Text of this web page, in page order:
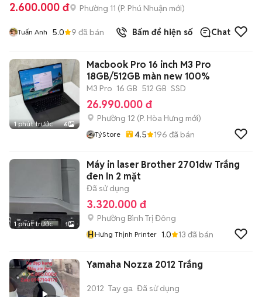
2.600.000 đ Phường 11 (P. Phú Nhuận mới)
Tuấn Anh 5.0 9 đã bán Bấm để hiện số Chat
1 phút trước 6
Macbook Pro 16 inch M3 Pro
18GB/512GB màn new 100%
M3 Pro 16 GB 512 GB SSD
26.990.000 đ
Phường 12 (P. Hòa Hưng mới)
TýStore 4.5 196 đã bán
1 phút trước 1
Máy in laser Brother 2701dw Trắng
đen In 2 mặt
Đã sử dụng
3.320.000 đ
Phường Bình Trị Đông
HHưng Thịnh Printer 1.0 13 đã bán
Yamaha Nozza 2012 Trắng
2012 Tay ga Đã sử dụng